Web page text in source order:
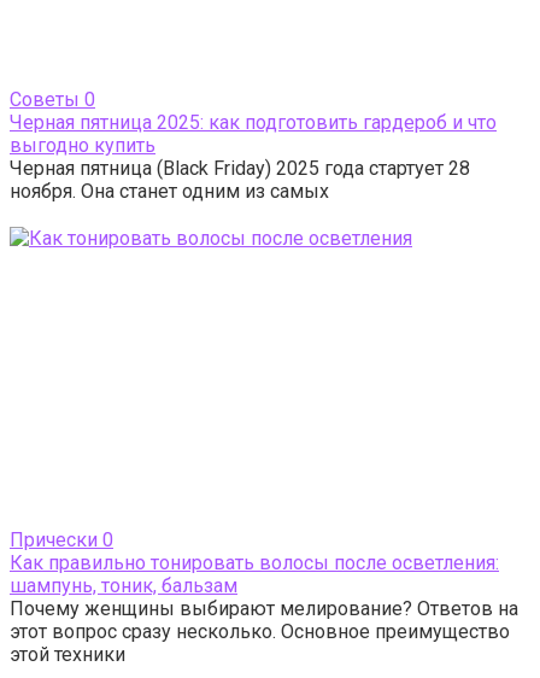
Cоветы 0
Черная пятница 2025: как подготовить гардероб и что
выгодно купить
Черная пятница (Black Friday) 2025 года стартует 28
ноября. Она станет одним из самых
Прически 0
Как правильно тонировать волосы после осветления:
шампунь, тоник, бальзам
Почему женщины выбирают мелирование? Ответов на
этот вопрос сразу несколько. Основное преимущество
этой техники